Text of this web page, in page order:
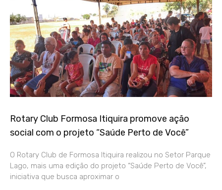
Rotary Club Formosa Itiquira promove ação
social com o projeto “Saúde Perto de Você”
O Rotary Club de Formosa Itiquira realizou no Setor Parque
Lago, mais uma edição do projeto “Saúde Perto de Você”,
iniciativa que busca aproximar o